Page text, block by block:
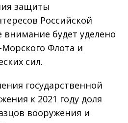
защиты
Российской
будет уделено
Флота и
сил.
государственной
к 2021 году доля
вооружения и